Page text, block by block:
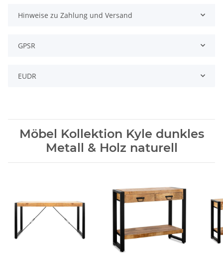
Hinweise zu Zahlung und Versand
GPSR
EUDR
Möbel Kollektion Kyle dunkles
Metall & Holz naturell